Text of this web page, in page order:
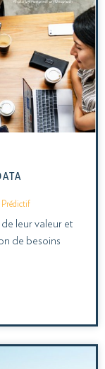
Prédictif
leur valeur et
de besoins